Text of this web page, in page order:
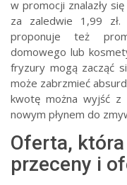
w promocji znalazły się
za zaledwie 1,99 zł.
proponuje też
domowego lub
fryzury mogą zacząć
może zabrzmieć
kwotę można wyjść z
nowym płynem do
Oferta,
przeceny i